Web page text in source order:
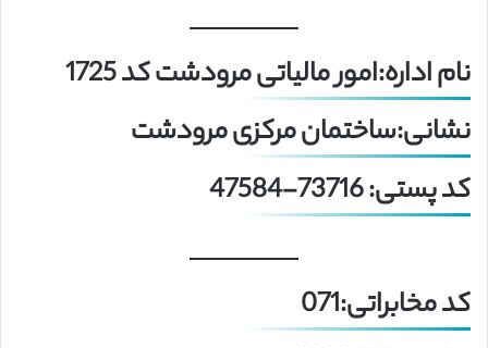
نام اداره:امور مالیاتی مرودشت کد 1725
نشانی:ساختمان مرکزی مرودشت
کد پستی: 73716-47584
کد مخابراتی:071